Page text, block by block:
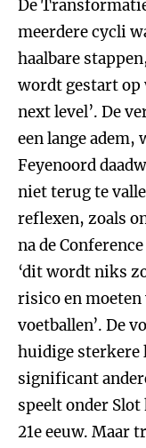
De
meerdere cycli
haalbare
wordt gestart op
next level’. De
een lange adem,
Feyenoord
niet terug te
reflexen, zoals
na de
‘dit wordt niks
risico en
voetballen’. De
huidige sterkere
significant
speelt onder
21e eeuw. Maar